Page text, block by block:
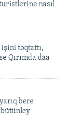
nasıl
toqtattı,
Qırımda daa
bere